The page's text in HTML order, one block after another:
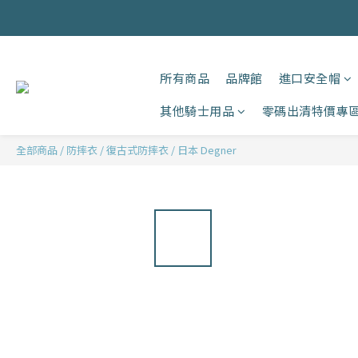
所有商品 品牌館
進口安全帽
其他騎士用品
零碼出清特價專
全部商品 / 防摔衣 /復古式防摔衣 / 日本 Degner